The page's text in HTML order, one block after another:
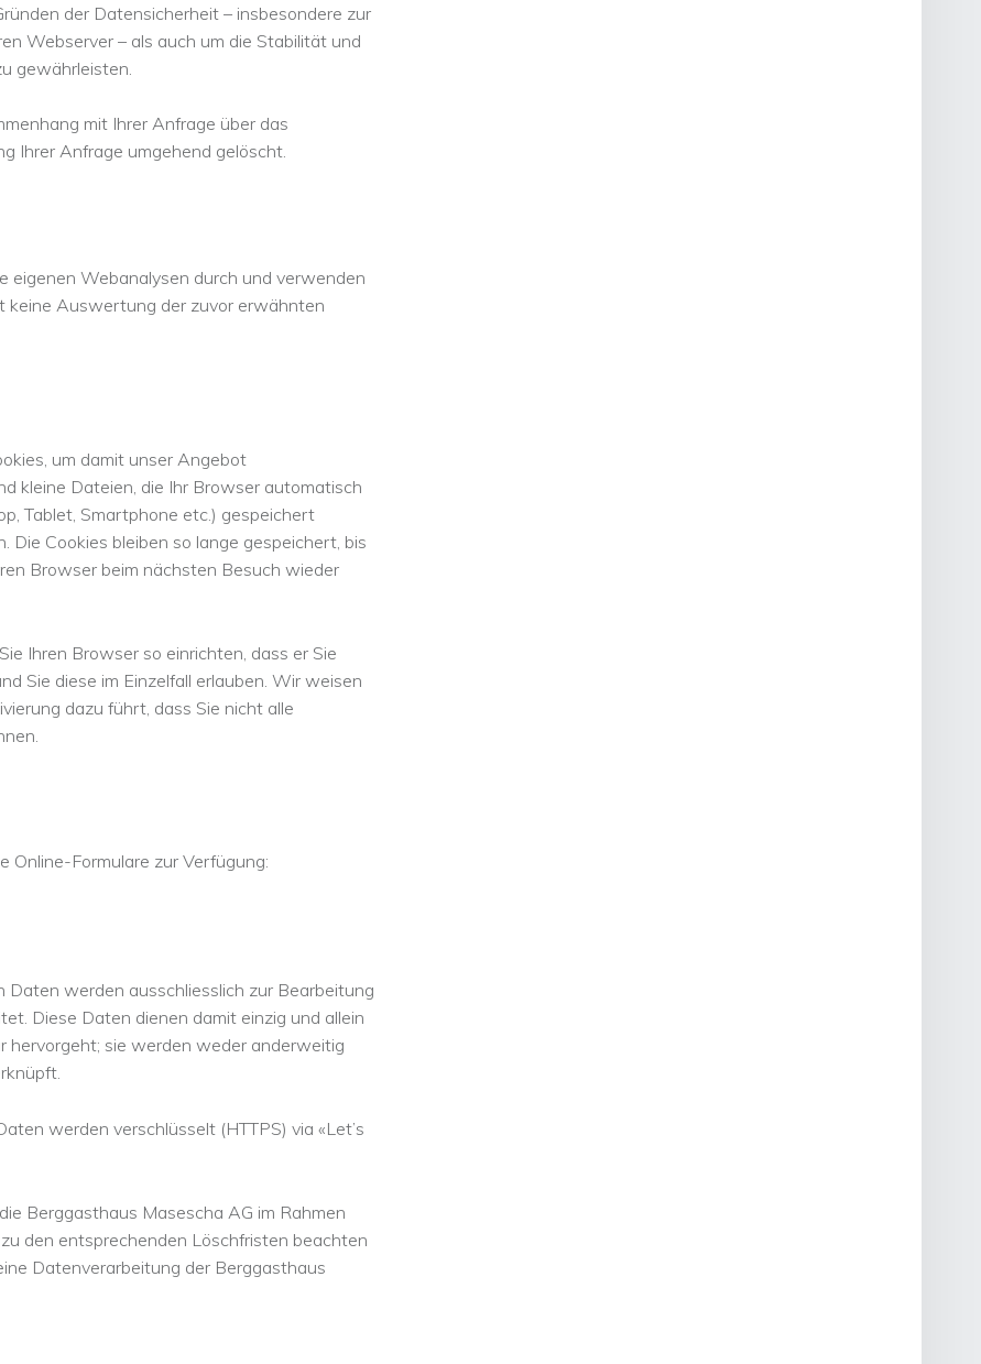
der Datensicherheit – insbesondere zur
Webserver – als auch um die Stabilität und
gewährleisten.
mit Ihrer Anfrage über das
Ihrer Anfrage umgehend gelöscht.
eigenen Webanalysen durch und verwenden
keine Auswertung der zuvor erwähnten
um damit unser Angebot
kleine Dateien, die Ihr Browser automatisch
Tablet, Smartphone etc.) gespeichert
Die Cookies bleiben so lange gespeichert, bis
Browser beim nächsten Besuch wieder
Ihren Browser so einrichten, dass er Sie
Sie diese im Einzelfall erlauben. Wir weisen
dazu führt, dass Sie nicht alle
Formulare zur Verfügung:
Daten werden ausschliesslich zur Bearbeitung
Diese Daten dienen damit einzig und allein
hervorgeht; sie werden weder anderweitig
werden verschlüsselt (HTTPS) via «Let’s
Berggasthaus Masescha AG im Rahmen
den entsprechenden Löschfristen beachten
Datenverarbeitung der Berggasthaus